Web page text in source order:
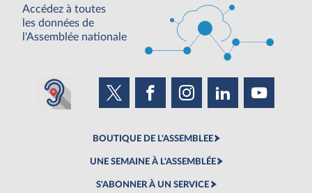
Accédez à toutes
les données de
l'Assemblée nationale
BOUTIQUE DE L'ASSEMBLEE
UNE SEMAINE À L'ASSEMBLÉE
S'ABONNER À UN SERVICE